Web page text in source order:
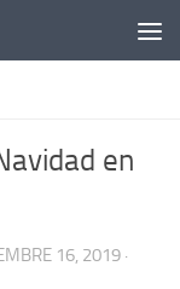
en
16, 2019 ·